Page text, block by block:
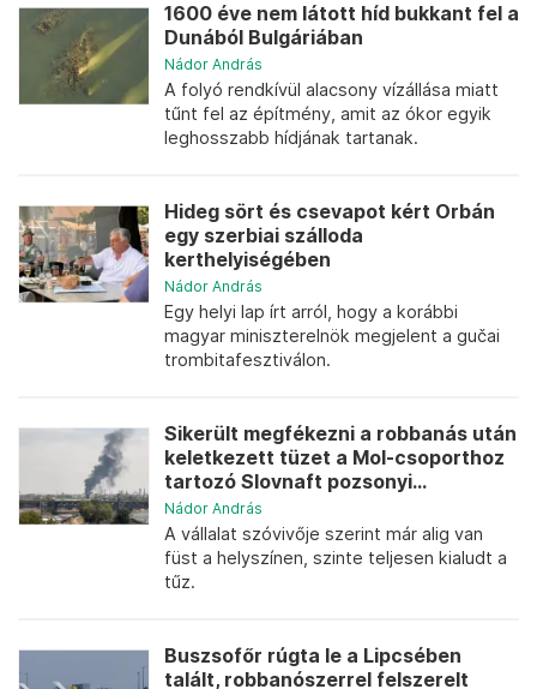
1600 éve nem látott híd bukkant fel a
Dunából Bulgáriában
Nádor András
A folyó rendkívül alacsony vízállása miatt
tűnt fel az építmény, amit az ókor egyik
leghosszabb hídjának tartanak.
Hideg sört és csevapot kért Orbán
egy szerbiai szálloda
kerthelyiségében
Nádor András
Egy helyi lap írt arról, hogy a korábbi
magyar miniszterelnök megjelent a gučai
trombitafesztiválon.
Sikerült megfékezni a robbanás után
keletkezett tüzet a Mol-csoporthoz
tartozó Slovnaft pozsonyi...
Nádor András
A vállalat szóvivője szerint már alig van
füst a helyszínen, szinte teljesen kialudt a
tűz.
Buszsofőr rúgta le a Lipcsében
talált, robbanószerrel felszerelt